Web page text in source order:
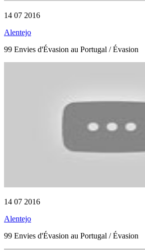
14 07 2016
Alentejo
99 Envies d'Évasion au Portugal / Évasion
14 07 2016
Alentejo
99 Envies d'Évasion au Portugal / Évasion